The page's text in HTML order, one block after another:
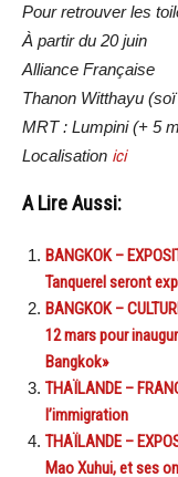
Pour retrouver les
À partir du 20 juin
Alliance Française
Thanon Witthayu
MRT : Lumpini (+ 5
Localisation ici
A Lire Aussi:
BANGKOK –
Tanquerel seront
BANGKOK –
12 mars pour
Bangkok»
THAÏLANDE –
l’immigration
THAÏLANDE –
Mao Xuhui, et ses